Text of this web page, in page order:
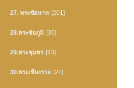
27. พระชัยนาท [201]
28.พระชัยภูมิ [36]
29.พระชุมพร [93]
30.พระเชียงราย [22]